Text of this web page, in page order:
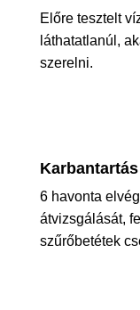
Előre tesztelt
láthatatlanúl,
szerelni.
Karbantartás
6 havonta
átvizsgálását,
szűrőbetétek